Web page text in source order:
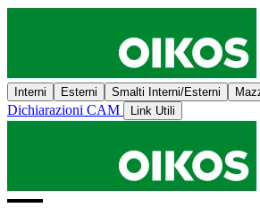
Interni Esterni Smalti Interni/Esterni
Dichiarazioni CAM Link Utili